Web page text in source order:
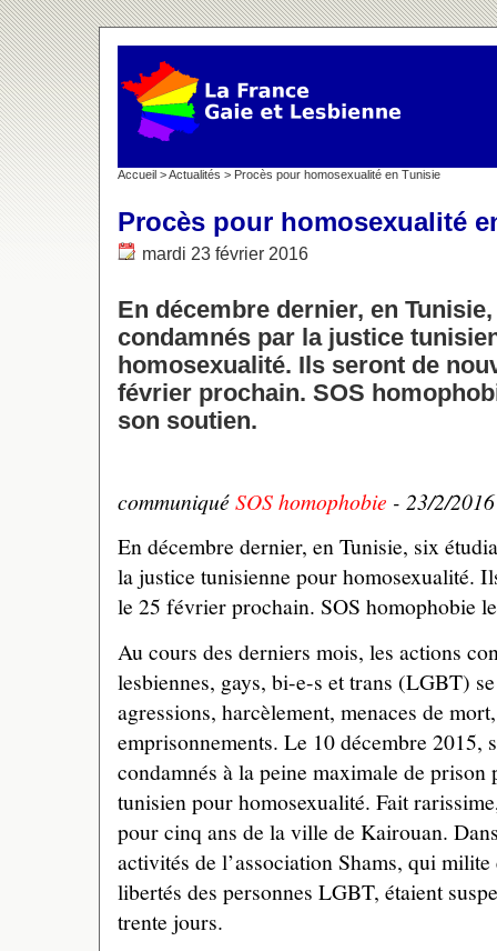
Accueil >Actualités > Procès pour homosexualité en Tunisie
Procès pour homosexualité
mardi 23 février 2016
En décembre dernier, en
condamnés par la justice
homosexualité. Ils seront de
février prochain. SOS
son soutien.
communiquéSOS homophobie - 23/2/2016
En décembre dernier, en Tunisie, six
la justice tunisienne pour homosexualité.
le 25 février prochain. SOS homophobie
Au cours des derniers mois, les actions
lesbiennes, gays, bi-e-s et trans (LGBT)
agressions, harcèlement, menaces de
emprisonnements. Le 10 décembre 2015,
condamnés à la peine maximale de
tunisien pour homosexualité. Fait
pour cinq ans de la ville de Kairouan.
activités de l’association Shams, qui
libertés des personnes LGBT, étaient
trente jours.